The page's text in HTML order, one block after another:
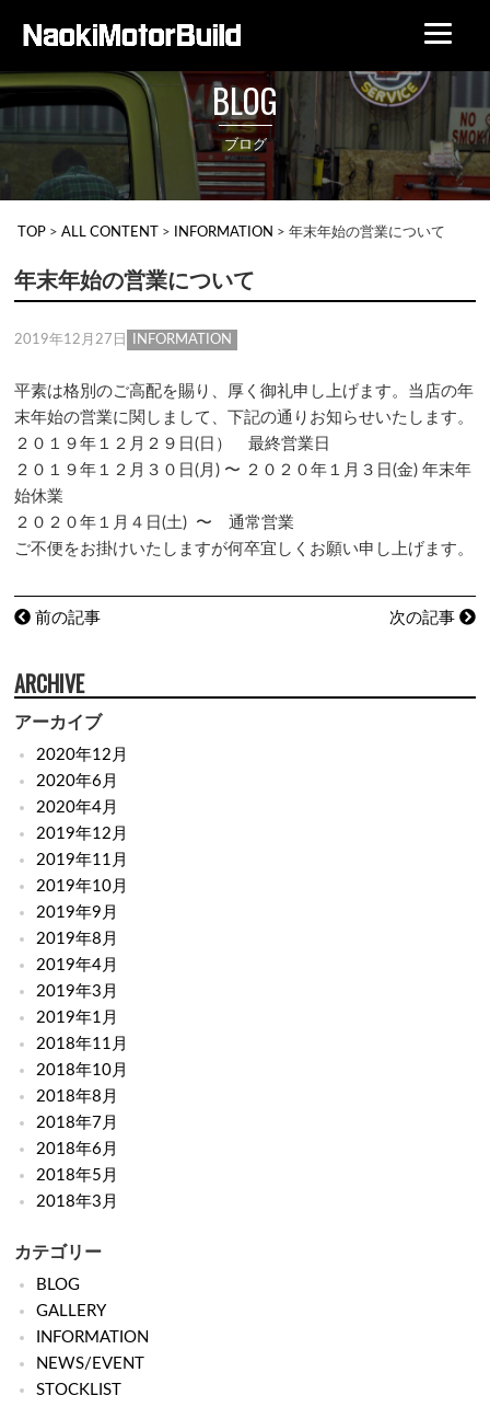
TOP >ALL CONTENT > INFORMATION >年末年始の営業について
BLOG
ブログ
年末年始の営業について
2019年12月27日 INFORMATION
平素は格別のご高配を賜り、厚く御礼申し上げます。当店の年
末年始の営業に関しまして、下記の通りお知らせいたします。
２０１９年１２月２９日(日） 最終営業日
２０１９年１２月３０日(月) 〜 ２０２０年１月３日(金) 年末年
始休業
２０２０年１月４日(土) 〜 通常営業
ご不便をお掛けいたしますが何卒宜しくお願い申し上げます。
前の記事 次の記事
ARCHIVE
アーカイブ
2020年12月
2020年6月
2020年4月
2019年12月
2019年11月
2019年10月
2019年9月
2019年8月
2019年4月
2019年3月
2019年1月
2018年11月
2018年10月
2018年8月
2018年7月
2018年6月
2018年5月
2018年3月
カテゴリー
BLOG
GALLERY
INFORMATION
NEWS/EVENT
STOCKLIST